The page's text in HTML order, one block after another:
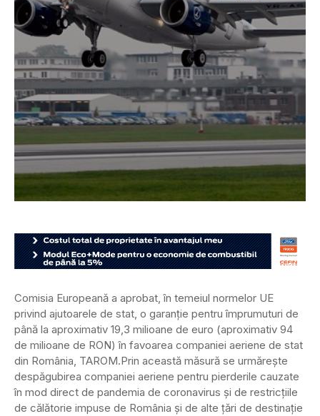
Comisia Europeană a aprobat, în temeiul normelor UE
privind ajutoarele de stat, o garanție pentru împrumuturi de
până la aproximativ 19,3 milioane de euro (aproximativ 94
de milioane de RON) în favoarea companiei aeriene de stat
din România, TAROM.Prin această măsură se urmărește
despăgubirea companiei aeriene pentru pierderile cauzate
în mod direct de pandemia de coronavirus și de restricțiile
de călătorie impuse de România și de alte țări de destinație